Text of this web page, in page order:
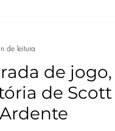
de
de Scott
de leitura